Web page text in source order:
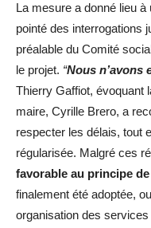
La mesure a donné lieu à
pointé des interrogations
préalable du Comité
le projet. “Nous n’avons
Thierry Gaffiot, évoquant
maire, Cyrille Brero, a
respecter les délais, tout
régularisée. Malgré ces
favorable au principe
finalement été adoptée,
organisation des